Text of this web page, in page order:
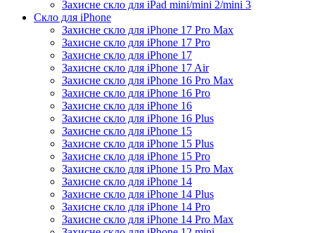
Захисне скло для iPad mini/mini 2/mini 3
Скло для iPhone
Захисне скло для iPhone 17 Pro Max
Захисне скло для iPhone 17 Pro
Захисне скло для iPhone 17
Захисне скло для iPhone 17 Air
Захисне скло для iPhone 16 Pro Max
Захисне скло для iPhone 16 Pro
Захисне скло для iPhone 16
Захисне скло для iPhone 16 Plus
Захисне скло для iPhone 15
Захисне скло для iPhone 15 Plus
Захисне скло для iPhone 15 Pro
Захисне скло для iPhone 15 Pro Max
Захисне скло для iPhone 14
Захисне скло для iPhone 14 Plus
Захисне скло для iPhone 14 Pro
Захисне скло для iPhone 14 Pro Max